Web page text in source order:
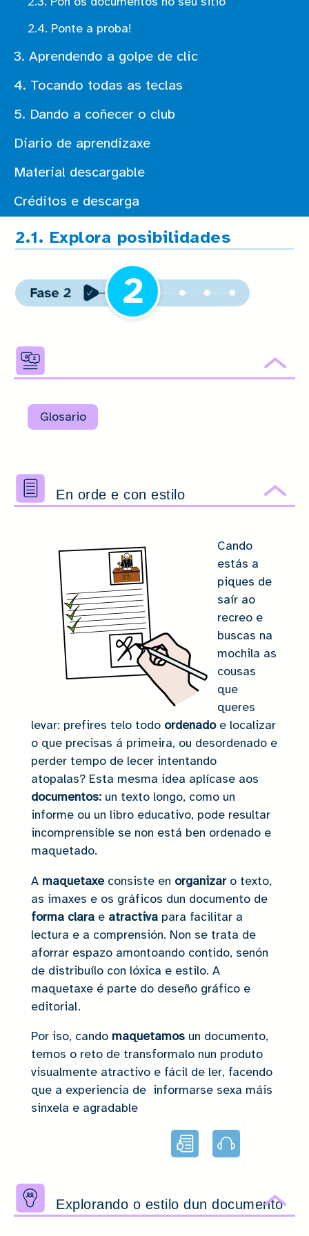
2.4. Ponte a proba!
3. Aprendendo a golpe de clic
4. Tocando todas as teclas
5. Dando a coñecer o club
Diario de aprendizaxe
Material descargable
Créditos e descarga
2.1. Explora posibilidades
Glosario
En orde e con estilo
Lectura
facilitada
Audio
Cando
estás a
piques de
saír ao
recreo e
buscas na
mochila as
cousas
que
queres
levar: prefires telo todo ordenadoe localizar
o que precisas á primeira, ou desordenado e
perder tempo de lecer intentando
atopalas? Esta mesma idea aplícase aos
documentos: un texto longo, como un
informe ou un libro educativo, pode resultar
incomprensible se non está ben ordenado e
maquetado.
A maquetaxeconsiste en organizaro texto,
as imaxes e os gráficos dun documento de
forma clara e atractiva para facilitar a
lectura e a comprensión. Non se trata de
aforrar espazo amontoando contido, senón
de distribuílo con lóxica e estilo. A
maquetaxe é parte do deseño gráfico e
editorial.
Por iso, cando maquetamos un documento,
temos o reto de transformalo nun produto
visualmente atractivo e fácil de ler, facendo
que a experiencia de informarse sexa máis
sinxela e agradable
Explorando o estilo dun documento